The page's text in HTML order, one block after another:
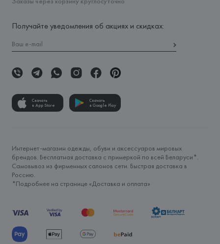
Получайте уведомления об акциях и скидках:
Скачать
в App Store
Скачать
в Google Play
Интернет-магазин одежды, обуви и аксессуаров мировых
брендов. Бесплатная доставка с примеркой по всей Беларуси*.
Самовывоз из фирменных салонов сети. Быстрая доставка в
Россию.
*Подробнее на странице «Доставка и оплата»